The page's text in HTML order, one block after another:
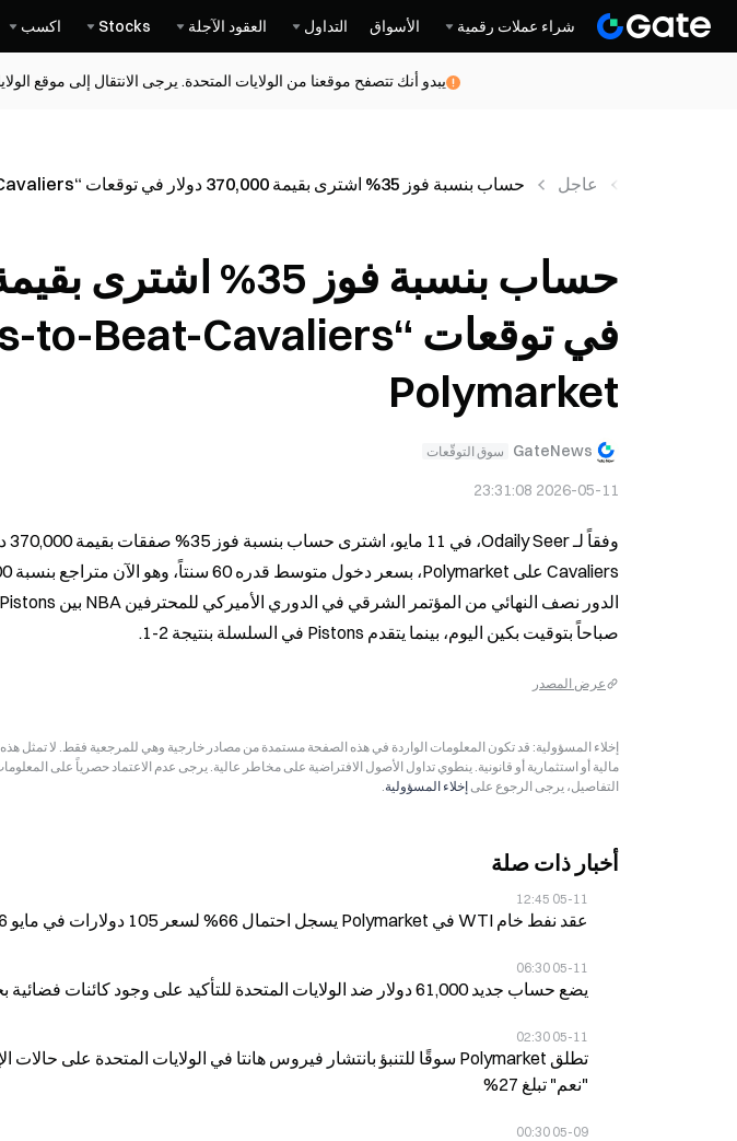
شراء عملات رقمية الأسواق التداول العقود الآجلة Stocks اكسب
يبدو أنك تتصفح موقعنا من الولايات المتحدة. يرجى الانتقال إلى موقع
عاجل حساب بنسبة فوز 35% اشترى بقيمة 370,000 دولار في توقعات “Pistons-to-Beat-Cavaliers” على Polymarket
Polymarket
GateNews سوق التوقّعات
2026-05-11 23:31:08
صباحاً بتوقيت بكين اليوم، بينما يتقدم Pistons في السلسلة بنتيجة 2-1.
عرض المصدر
مالية أو استثمارية أو قانونية. ينطوي تداول الأصول الافتراضية على مخاطر عالية. يرجى عدم الاعتماد حصرياً على
التفاصيل، يرجى الرجوع على إخلاء المسؤولية.
أخبار ذات صلة
05-11 12:45
عقد نفط خام WTI في Polymarket يسجل احتمال 66% لسعر 105 دولارات في مايو 2026، مرتفعًا 12% خلال 24 ساعة
05-11 06:30
يضع حساب جديد 61,000 دولار ضد الولايات المتحدة للتأكيد على وجود كائنات فضائية بحلول عام 2027 على Polymarket
05-11 02:30
"نعم" تبلغ 27%
05-09 00:30